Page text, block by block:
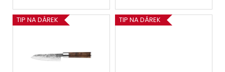
TIP NA DÁREK TIP NA DÁREK